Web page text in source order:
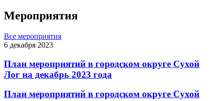
Мероприятия
Все мероприятия
6 декабря 2023
План мероприятий в городском округе Сухой
Лог на декабрь 2023 года
План мероприятий в городском округе Сухой